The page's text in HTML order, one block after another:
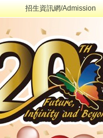
招生資訊網/Admission